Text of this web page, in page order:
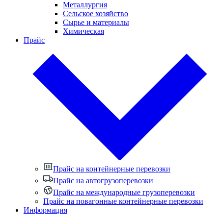
Металлургия
Сельское хозяйство
Сырье и материалы
Химическая
Прайс
Прайс на контейнерные перевозки
Прайс на автогрузоперевозки
Прайс на международные грузоперевозки
Прайс на повагонные контейнерные перевозки
Информация